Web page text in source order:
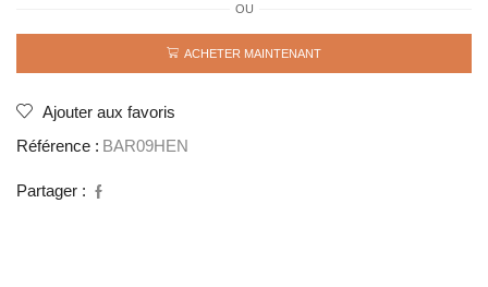
rétro
Finale
HENRY
OU
ACHETER MAINTENANT
Ajouter aux favoris
Référence : BAR09HEN
Partager :